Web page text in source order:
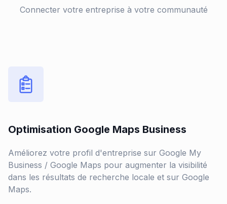
Connecter votre entreprise à votre communauté
Optimisation Google Maps Business
Améliorez votre profil d'entreprise sur Google My
Business / Google Maps pour augmenter la visibilité
dans les résultats de recherche locale et sur Google
Maps.